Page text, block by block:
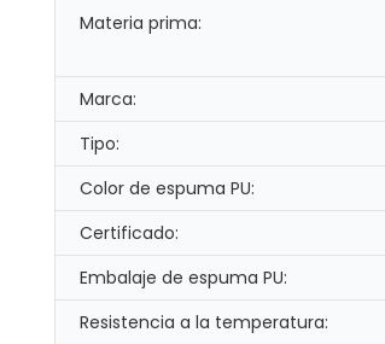
Materia prima:
Marca:
Tipo:
Color de espuma PU:
Certificado:
Embalaje de espuma PU:
Resistencia a la temperatura: